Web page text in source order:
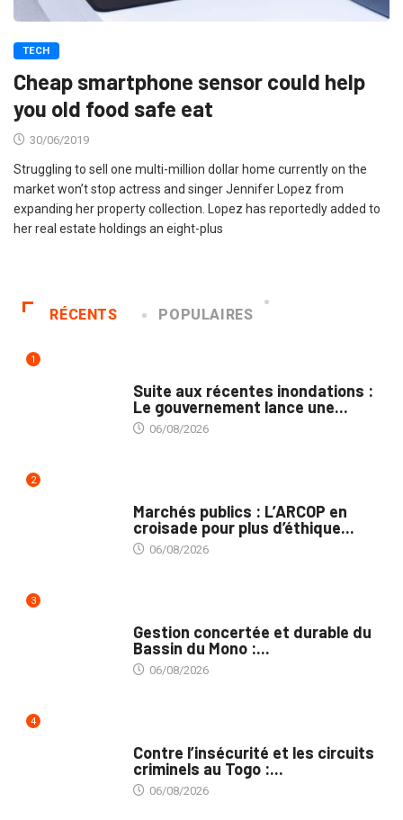
TECH
Cheap smartphone sensor could help
you old food safe eat
30/06/2019
Struggling to sell one multi-million dollar home currently on the
market won’t stop actress and singer Jennifer Lopez from
expanding her property collection. Lopez has reportedly added to
her real estate holdings an eight-plus
RÉCENTS POPULAIRES
1
Suite aux récentes inondations :
Le gouvernement lance une...
06/08/2026
2
Marchés publics : L’ARCOP en
croisade pour plus d’éthique...
06/08/2026
3
Gestion concertée et durable du
Bassin du Mono :...
06/08/2026
4
Contre l’insécurité et les circuits
criminels au Togo :...
06/08/2026